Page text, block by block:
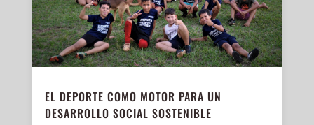
EL DEPORTE COMO MOTOR PARA UN
DESARROLLO SOCIAL SOSTENIBLE